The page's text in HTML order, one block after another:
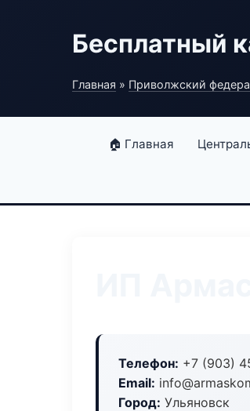
Бесплатный
Главная » Приволжский
🏠 Главная
Телефон: +7 (903)
Email:
Город: Ульяновск